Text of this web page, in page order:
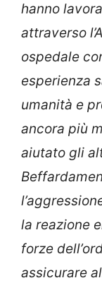
hanno
attraverso
ospedale
esperienza
umanità e
ancora più
aiutato gli
la reazione
forze
assicurare